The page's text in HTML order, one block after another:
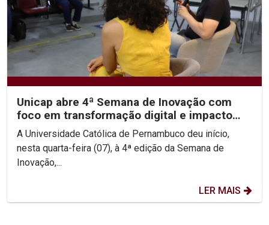
Unicap abre 4ª Semana de Inovação com
foco em transformação digital e impacto
social
A Universidade Católica de Pernambuco deu início,
nesta quarta-feira (07), à 4ª edição da Semana de
Inovação,...
LER MAIS